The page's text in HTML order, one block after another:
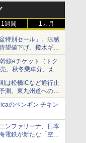
1週間 1カ月
特別セール」。涼感
望値下げ、撥水ギア
線eチケット（トク
。秋冬乗車分、えき
は松橋ICなど通行止
測。東九州道への迂
のペンギン チキン
ンファリーナ、日本
電鉄が新たな「空港